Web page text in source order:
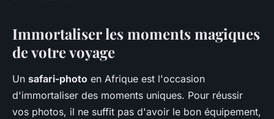
Immortaliser les moments magiques
de votre voyage
Un safari-photo en Afrique est l'occasion
d'immortaliser des moments uniques. Pour réussir
vos photos, il ne suffit pas d'avoir le bon équipement,